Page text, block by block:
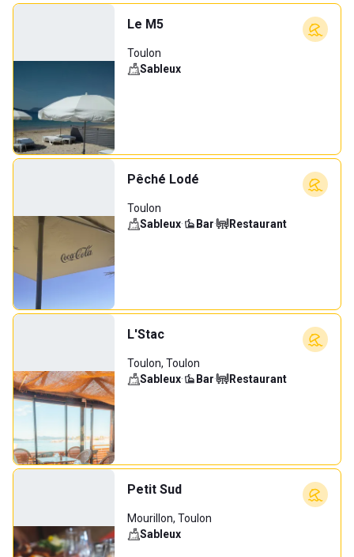
Le M5
Toulon
Sableux
Pêché Lodé
Toulon
Sableux· Bar· Restaurant
L'Stac
Toulon, Toulon
Sableux· Bar· Restaurant
Petit Sud
Mourillon, Toulon
Sableux